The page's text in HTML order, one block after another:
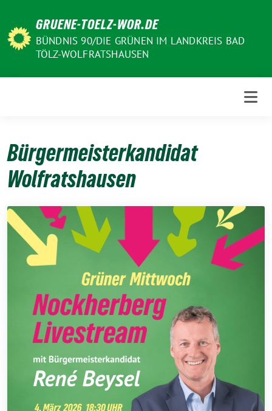
zum
Inhalt
GRUENE-TOELZ-WOR.DE
BÜNDNIS 90/DIE GRÜNEN IM LANDKREIS BAD
TÖLZ-WOLFRATSHAUSEN
Bürgermeisterkandidat
Wolfratshausen